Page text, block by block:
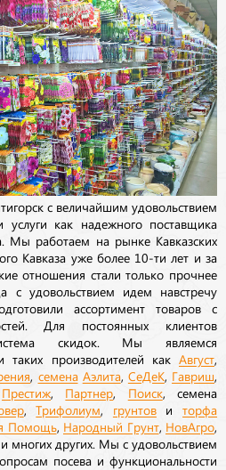
с величайшим удовольствием
как надежного поставщика
Мы работаем на рынке Кавказских
Кавказа уже более 10-ти лет и за
отношения стали только прочнее
с удовольствием идем навстречу
ассортимент товаров с
Для постоянных клиентов
скидок. Мы являемся
таких производителей как Август
семена Аэлита, СеДеК Гавриш
Престиж Партнер Поиск, семена
,Трифолиум грунтовиторфа
Помощь Народный Грунт, НовАгро
многих других. Мы с удовольствием
посева и функциональности